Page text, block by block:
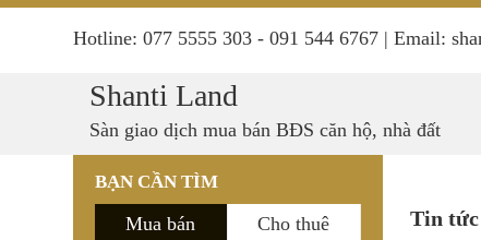
Hotline: 077 5555 303 - 091 544 6767 | Email:
Shanti Land
Sàn giao dịch mua bán BĐS căn hộ, nhà đất
Tin tức
BẠN CẦN TÌM
Mua bán Cho thuê